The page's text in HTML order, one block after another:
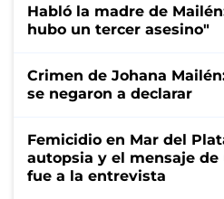
Habló la madre de
hubo un tercer asesino"
Crimen de Johana
se negaron a declarar
Femicidio en Mar del
autopsia y el mensaje
fue a la entrevista